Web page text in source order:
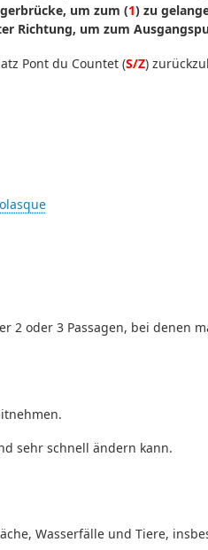
um zum (1) zu
Richtung, um zum
Pont du Countet (S/Z)
2 oder 3 Passagen, bei denen
sehr schnell ändern kann.
Wasserfälle und Tiere,